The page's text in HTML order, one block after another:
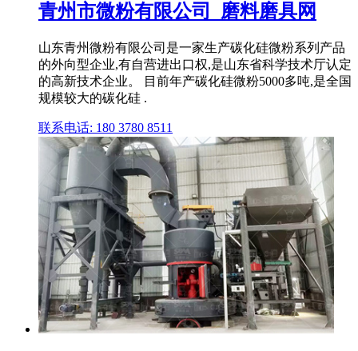
青州市微粉有限公司_磨料磨具网
山东青州微粉有限公司是一家生产碳化硅微粉系列产品
的外向型企业,有自营进出口权,是山东省科学技术厅认定
的高新技术企业。 目前年产碳化硅微粉5000多吨,是全国
规模较大的碳化硅 .
联系电话: 180 3780 8511